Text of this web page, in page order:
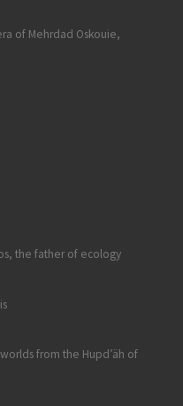
of Mehrdad Oskouie,
the father of ecology
from the Hupd’äh of